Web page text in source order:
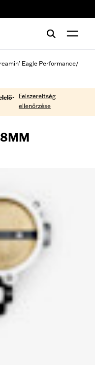
Eagle Performance/
Felszereltség
ellenőrzése